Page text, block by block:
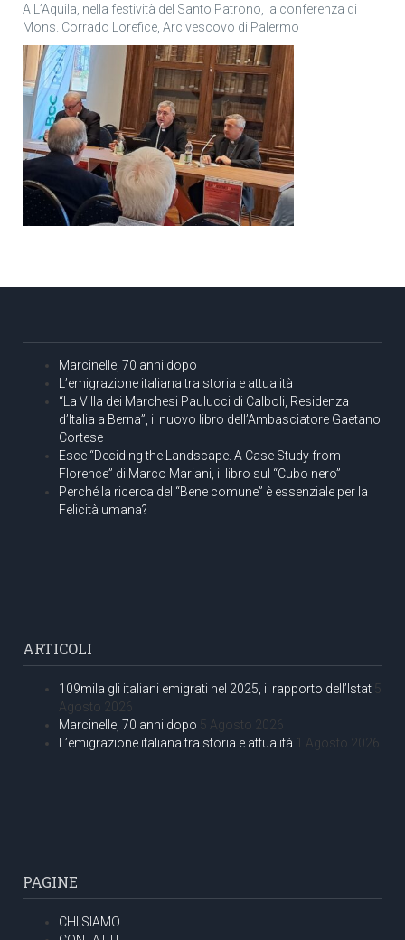
A L’Aquila, nella festività del Santo Patrono, la conferenza di
Mons. Corrado Lorefice, Arcivescovo di Palermo
Marcinelle, 70 anni dopo
L’emigrazione italiana tra storia e attualità
“La Villa dei Marchesi Paulucci di Calboli, Residenza
d’Italia a Berna”, il nuovo libro dell’Ambasciatore Gaetano
Cortese
Esce “Deciding the Landscape. A Case Study from
Florence” di Marco Mariani, il libro sul “Cubo nero”
Perché la ricerca del “Bene comune” è essenziale per la
Felicità umana?
ARTICOLI
109mila gli italiani emigrati nel 2025, il rapporto dell’Istat 5
Agosto 2026
Marcinelle, 70 anni dopo 5 Agosto 2026
L’emigrazione italiana tra storia e attualità 1 Agosto 2026
PAGINE
CHI SIAMO